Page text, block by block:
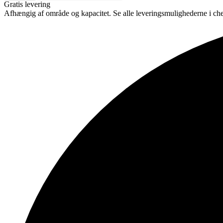
Gratis levering
Afhængig af område og kapacitet. Se alle leveringsmulighederne i